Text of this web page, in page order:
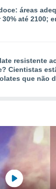
áreas
até 2100;
resistente
Cientistas
que não